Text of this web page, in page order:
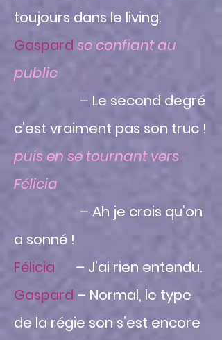
toujours dans le living.
Gaspard se confiant au
public
– Le second degré
c’est vraiment pas son truc !
puis en se tournant vers
Félicia
– Ah je crois qu’on
a sonné !
Félicia – J’ai rien entendu.
Gaspard – Normal, le type
de la régie son s’est encore